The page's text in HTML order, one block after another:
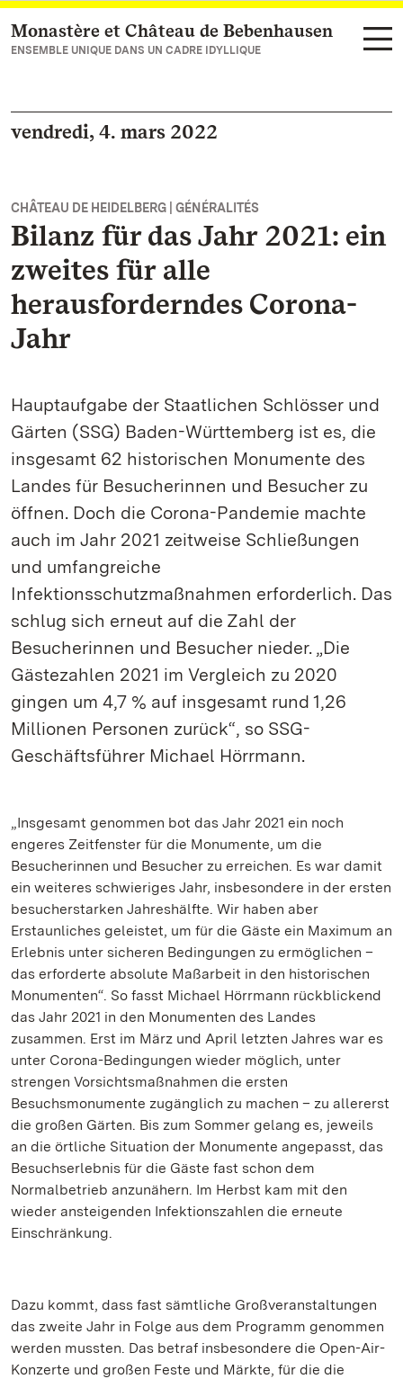
Vers la page d’accueil
Monastère et Château de Bebenhausen
ENSEMBLE UNIQUE DANS UN CADRE IDYLLIQUE
vendredi, 4. mars 2022
CHÂTEAU DE HEIDELBERG | GÉNÉRALITÉS
Bilanz für das Jahr 2021: ein
zweites für alle
herausforderndes Corona-
Jahr
Hauptaufgabe der Staatlichen Schlösser und
Gärten (SSG) Baden-Württemberg ist es, die
insgesamt 62 historischen Monumente des
Landes für Besucherinnen und Besucher zu
öffnen. Doch die Corona-Pandemie machte
auch im Jahr 2021 zeitweise Schließungen
und umfangreiche
Infektionsschutzmaßnahmen erforderlich. Das
schlug sich erneut auf die Zahl der
Besucherinnen und Besucher nieder. „Die
Gästezahlen 2021 im Vergleich zu 2020
gingen um 4,7 % auf insgesamt rund 1,26
Millionen Personen zurück“, so SSG-
Geschäftsführer Michael Hörrmann.
„Insgesamt genommen bot das Jahr 2021 ein noch
engeres Zeitfenster für die Monumente, um die
Besucherinnen und Besucher zu erreichen. Es war damit
ein weiteres schwieriges Jahr, insbesondere in der ersten
besucherstarken Jahreshälfte. Wir haben aber
Erstaunliches geleistet, um für die Gäste ein Maximum an
Erlebnis unter sicheren Bedingungen zu ermöglichen –
das erforderte absolute Maßarbeit in den historischen
Monumenten“. So fasst Michael Hörrmann rückblickend
das Jahr 2021 in den Monumenten des Landes
zusammen. Erst im März und April letzten Jahres war es
unter Corona-Bedingungen wieder möglich, unter
strengen Vorsichtsmaßnahmen die ersten
Besuchsmonumente zugänglich zu machen – zu allererst
die großen Gärten. Bis zum Sommer gelang es, jeweils
an die örtliche Situation der Monumente angepasst, das
Besuchserlebnis für die Gäste fast schon dem
Normalbetrieb anzunähern. Im Herbst kam mit den
wieder ansteigenden Infektionszahlen die erneute
Einschränkung.
Dazu kommt, dass fast sämtliche Großveranstaltungen
das zweite Jahr in Folge aus dem Programm genommen
werden mussten. Das betraf insbesondere die Open-Air-
Konzerte und großen Feste und Märkte, für die die